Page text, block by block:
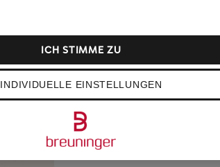
INDIVIDUELLE EINSTELLUNGEN
ICH STIMME ZU